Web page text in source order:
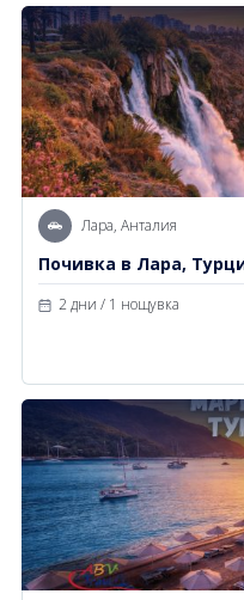
Лара, Анталия
Почивка в Лара,
2 дни / 1 нощувка